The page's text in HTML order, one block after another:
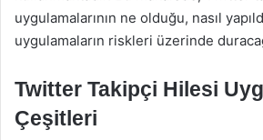
uygulamalarının ne olduğu, nasıl
uygulamaların riskleri üzerinde
Twitter Takipçi Hilesi
Çeşitleri